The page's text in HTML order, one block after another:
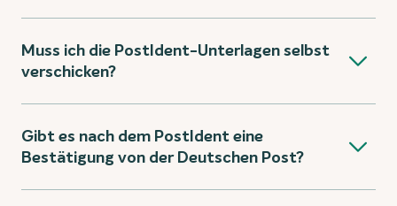
Muss ich die PostIdent-Unterlagen selbst
verschicken?
Gibt es nach dem PostIdent eine
Bestätigung von der Deutschen Post?